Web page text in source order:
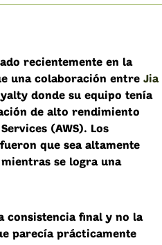
recientemente en la
una colaboración entre Jia
donde su equipo tenía
de alto rendimiento
(AWS). Los
que sea altamente
se logra una
consistencia final y no la
parecía prácticamente